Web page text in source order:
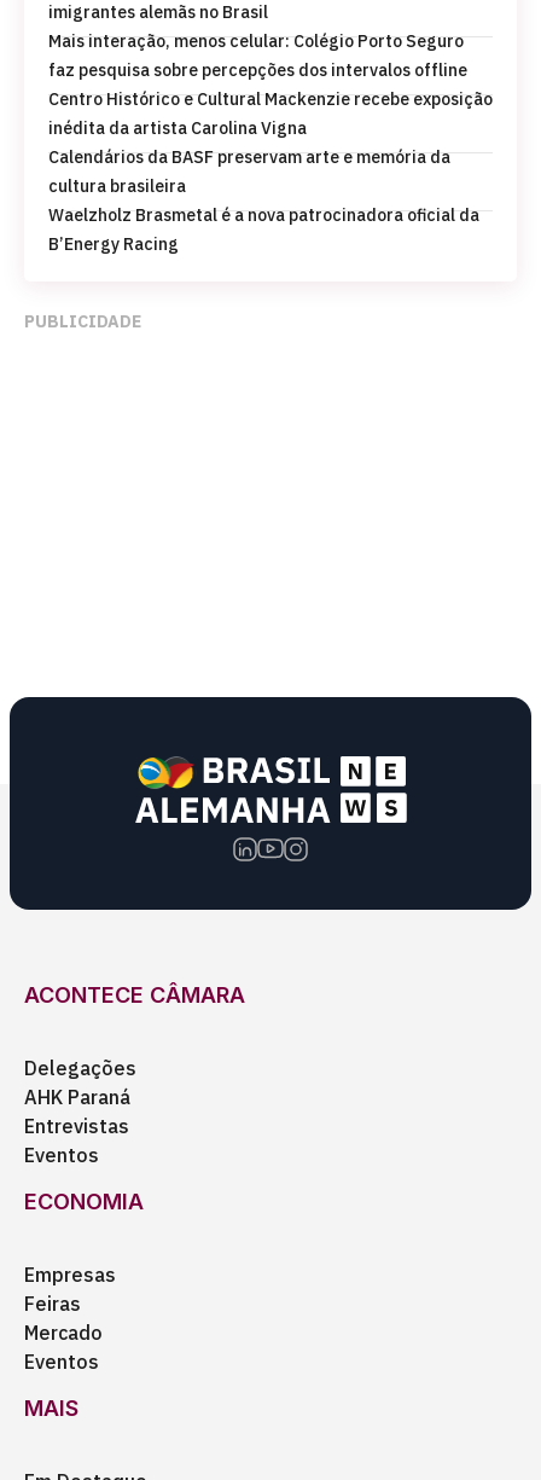
imigrantes alemãs no Brasil
Mais interação, menos celular: Colégio Porto Seguro
faz pesquisa sobre percepções dos intervalos offline
Centro Histórico e Cultural Mackenzie recebe exposição
inédita da artista Carolina Vigna
Calendários da BASF preservam arte e memória da
cultura brasileira
Waelzholz Brasmetal é a nova patrocinadora oficial da
B’Energy Racing
PUBLICIDADE
ACONTECE CÂMARA
Delegações
AHK Paraná
Entrevistas
Eventos
ECONOMIA
Empresas
Feiras
Mercado
Eventos
MAIS